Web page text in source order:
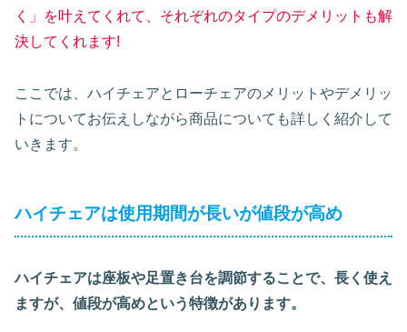
く」を叶えてくれて、それぞれのタイプのデメリットも解
決してくれます!
ここでは、ハイチェアとローチェアのメリットやデメリッ
トについてお伝えしながら商品についても詳しく紹介して
いきます。
ハイチェアは使用期間が長いが値段が高め
ハイチェアは座板や足置き台を調節することで、長く使え
ますが、値段が高めという特徴があります。